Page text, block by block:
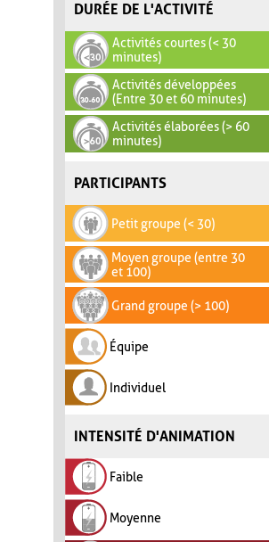
DURÉE DE L'ACTIVITÉ
Activités courtes (< 30
minutes)
Activités développées
(Entre 30 et 60 minutes)
Activités élaborées (> 60
minutes)
PARTICIPANTS
Petit groupe (< 30)
Moyen groupe (entre 30
et 100)
Grand groupe (> 100)
Équipe
Individuel
INTENSITÉ D'ANIMATION
Faible
Moyenne